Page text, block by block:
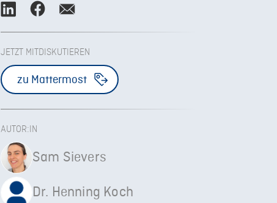
JETZT MITDISKUTIEREN
zu Mattermost
AUTOR:IN
Sam Sievers
Dr. Henning Koch